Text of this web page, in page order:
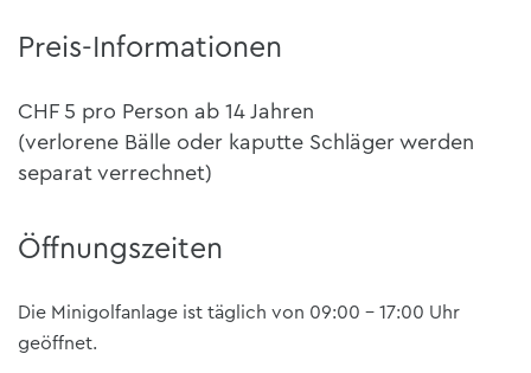
Preis-Informationen
CHF 5 pro Person ab 14 Jahren
(verlorene Bälle oder kaputte Schläger werden
separat verrechnet)
Öffnungszeiten
Die Minigolfanlage ist täglich von 09:00 - 17:00 Uhr
geöffnet.